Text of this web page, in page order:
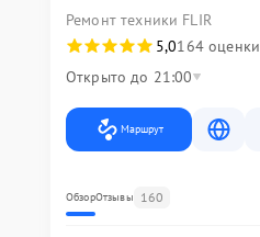
Ремонт техники FLIR
5,0164 оценки
Открыто до 21:00
Маршрут
ОбзорОтзывы 160